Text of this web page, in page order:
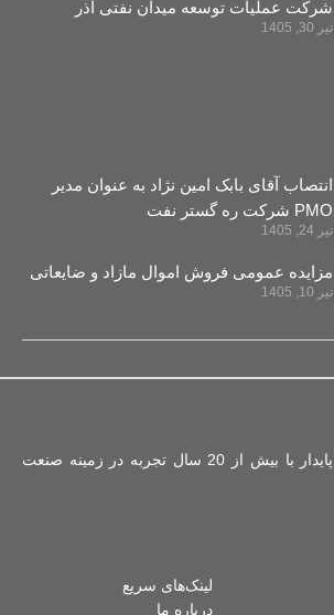
شرکت عملیات توسعه میدان نفتی آذر
تیر 30, 1405
انتصاب آقای بابک امین نژاد به عنوان مدیر
PMO شرکت ره‌ گستر نفت
تیر 24, 1405
مزایده عمومی فروش اموال مازاد و ضایعاتی
تیر 10, 1405
نماد کیفیت و توسعه پایدار با بیش از 20 سال تجربه در زمینه صنعت
لینک‌های سریع
درباره ما